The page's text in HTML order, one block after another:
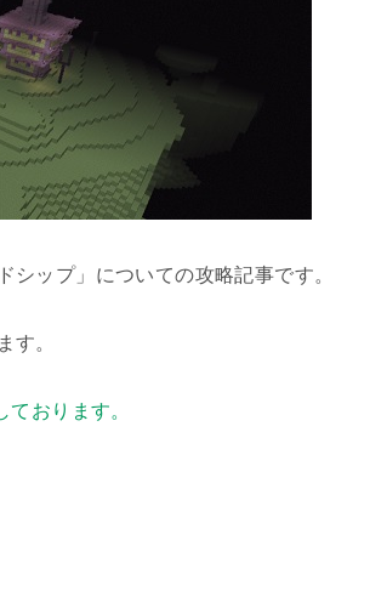
ップ」についての攻略記事です。
す。
おります。